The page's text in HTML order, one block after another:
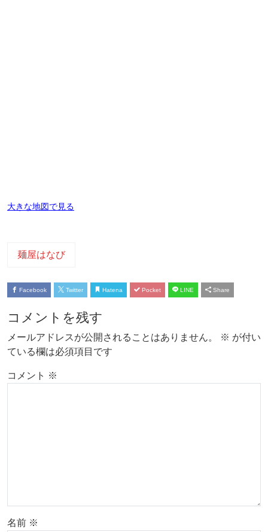
大きな地図で見る
麺屋はなび
Facebook Twitter Hatena Pocket LINE Share
コメントを残す
メールアドレスが公開されることはありません。 ※ が付い
ている欄は必須項目です
コメント ※
名前 ※